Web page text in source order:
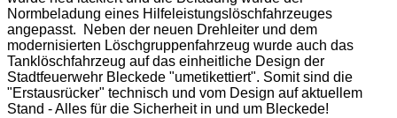
Normbeladung eines Hilfeleistungslöschfahrzeuges
angepasst. Neben der neuen Drehleiter und dem
modernisierten Löschgruppenfahrzeug wurde auch das
Tanklöschfahrzeug auf das einheitliche Design der
Stadtfeuerwehr Bleckede "umetikettiert". Somit sind die
"Erstausrücker" technisch und vom Design auf aktuellem
Stand - Alles für die Sicherheit in und um Bleckede!